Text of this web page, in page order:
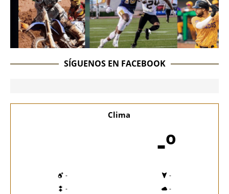
SÍGUENOS EN FACEBOOK
Clima
-º
-
-
-
-